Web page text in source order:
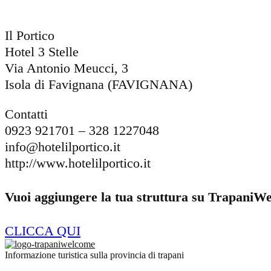
Il Portico
Hotel 3 Stelle
Via Antonio Meucci, 3
Isola di Favignana (FAVIGNANA)
Contatti
0923 921701 – 328 1227048
info@hotelilportico.it
http://www.hotelilportico.it
Vuoi aggiungere la tua struttura su
CLICCA QUI
Informazione turistica sulla provincia di trapani